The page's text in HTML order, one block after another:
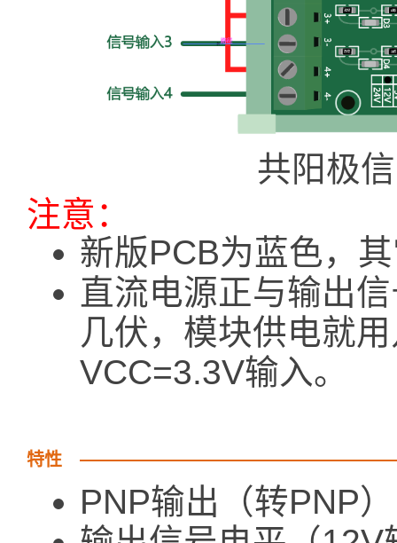
共阳极
注意：
新版PCB为蓝色，
直流电源正与输出
几伏，模块供电就
VCC=3.3V输入。
特性
PNP输出（转PNP）